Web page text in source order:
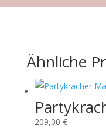
Ähnliche
209,00 €